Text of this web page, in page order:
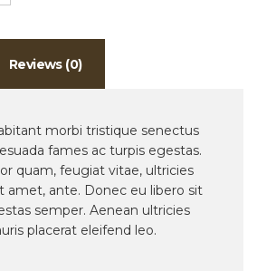
Reviews (0)
morbi tristique senectus
fames ac turpis egestas.
quam, feugiat vitae, ultricies
amet, ante. Donec eu libero sit
semper. Aenean ultricies
placerat eleifend leo.